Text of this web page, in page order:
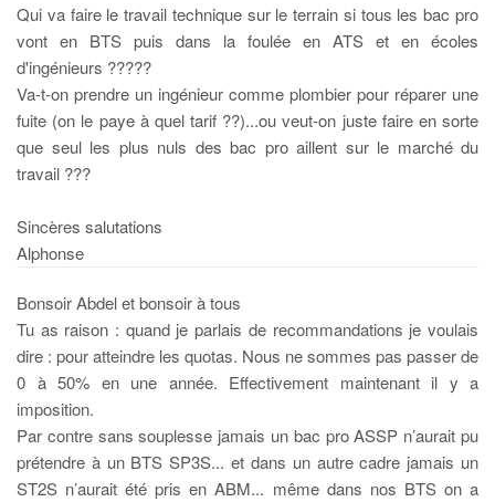
Qui va faire le travail technique sur le terrain si tous les bac pro
vont en BTS puis dans la foulée en ATS et en écoles
d'ingénieurs ?????
Va-t-on prendre un ingénieur comme plombier pour réparer une
fuite (on le paye à quel tarif ??)...ou veut-on juste faire en sorte
que seul les plus nuls des bac pro aillent sur le marché du
travail ???
Sincères salutations
Alphonse
Bonsoir Abdel et bonsoir à tous
Tu as raison : quand je parlais de recommandations je voulais
dire : pour atteindre les quotas. Nous ne sommes pas passer de
0 à 50% en une année. Effectivement maintenant il y a
imposition.
Par contre sans souplesse jamais un bac pro ASSP n’aurait pu
prétendre à un BTS SP3S... et dans un autre cadre jamais un
ST2S n’aurait été pris en ABM... même dans nos BTS on a